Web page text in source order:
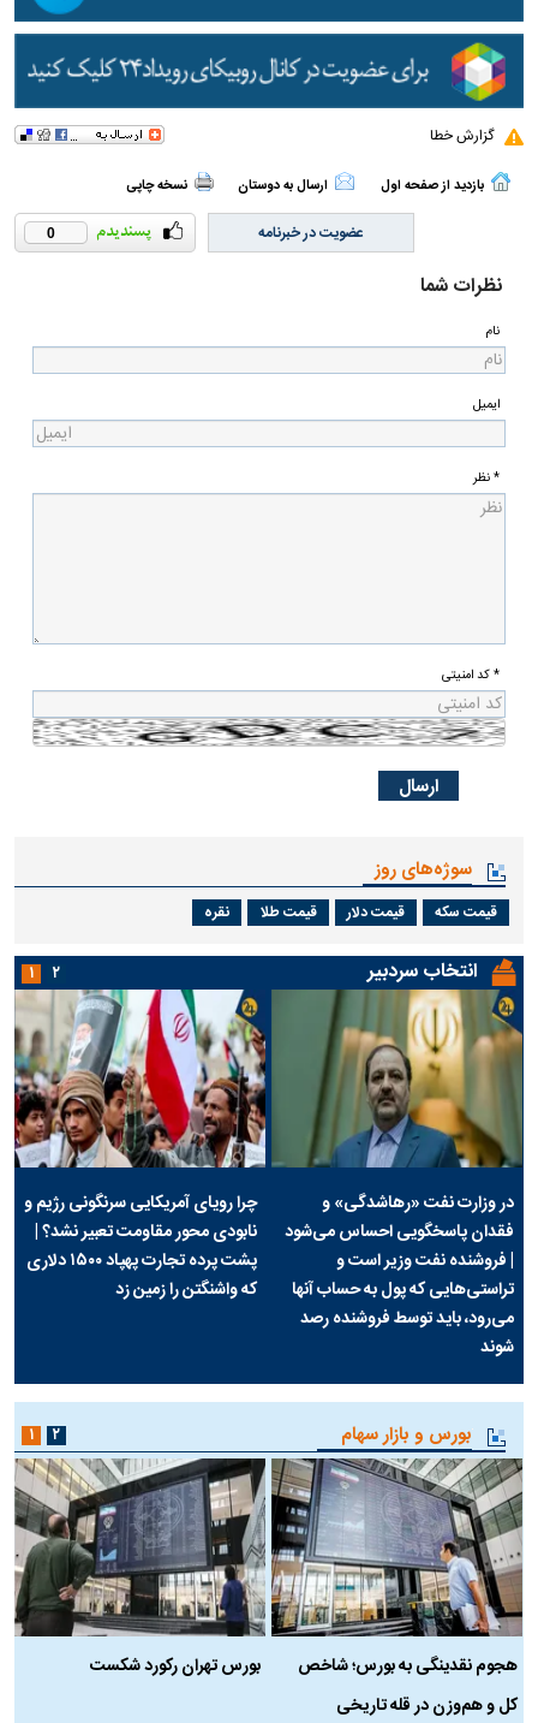
گزارش خطا
بازدید از صفحه اول ارسال به دوستان نسخه چاپی
0 عضویت در خبرنامه
نظرات شما
نام
ایمیل
* نظر
* کد امنیتی
سوژه‌های روز
قیمت سکه قیمت دلار قیمت طلا نقره
انتخاب سردبیر
در وزارت نفت «رهاشدگی» و
فقدان پاسخگویی احساس می‌شود
| فروشنده نفت وزیر است و
تراستی‌هایی که پول به حساب آنها
می‌رود، باید توسط فروشنده رصد
شوند
چرا رویای آمریکایی سرنگونی رژیم و
نابودی محور مقاومت تعبیر نشد؟ |
پشت پرده تجارت پهپاد‌ ۱۵۰۰ دلاری
که واشنگتن را زمین زد
۱ ۲
بورس و بازار سهام
هجوم نقدینگی به بورس؛ شاخص
کل و هم‌وزن در قله تاریخی
بورس تهران رکورد شکست
۱ ۲